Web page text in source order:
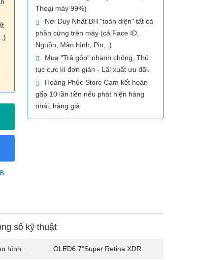
Thoại máy 99%)
Nơi Duy Nhất BH "toàn diện" tất cả
phần cứng trên máy (cả Face ID,
Nguồn, Màn hình, Pin,..)
Mua "Trả góp" nhanh chóng, Thủ
tục cực kì đơn giản - Lãi xuất ưu đãi.
Hoàng Phúc Store Cam kết hoàn
gấp 10 lần tiền nếu phát hiện hàng
nhái, hàng giả
số kỹ thuật
hình: OLED6.7"Super Retina XDR